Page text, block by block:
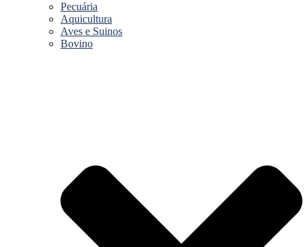
Pecuária
Aquicultura
Aves e Suinos
Bovino